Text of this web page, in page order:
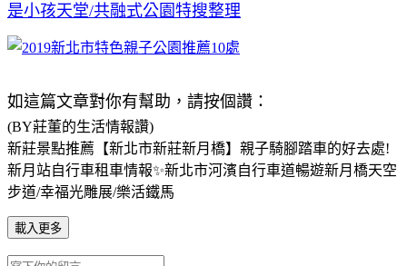
是小孩天堂/共融式公園特搜整理
如這篇文章對你有幫助，請按個讚：
(BY莊董的生活情報讚)
新莊景點推薦【新北市新莊新月橋】親子騎腳踏車的好去處!
新月站自行車租車情報✨新北市河濱自行車道暢遊新月橋天空
步道/幸福光雕展/樂活鐵馬
載入更多